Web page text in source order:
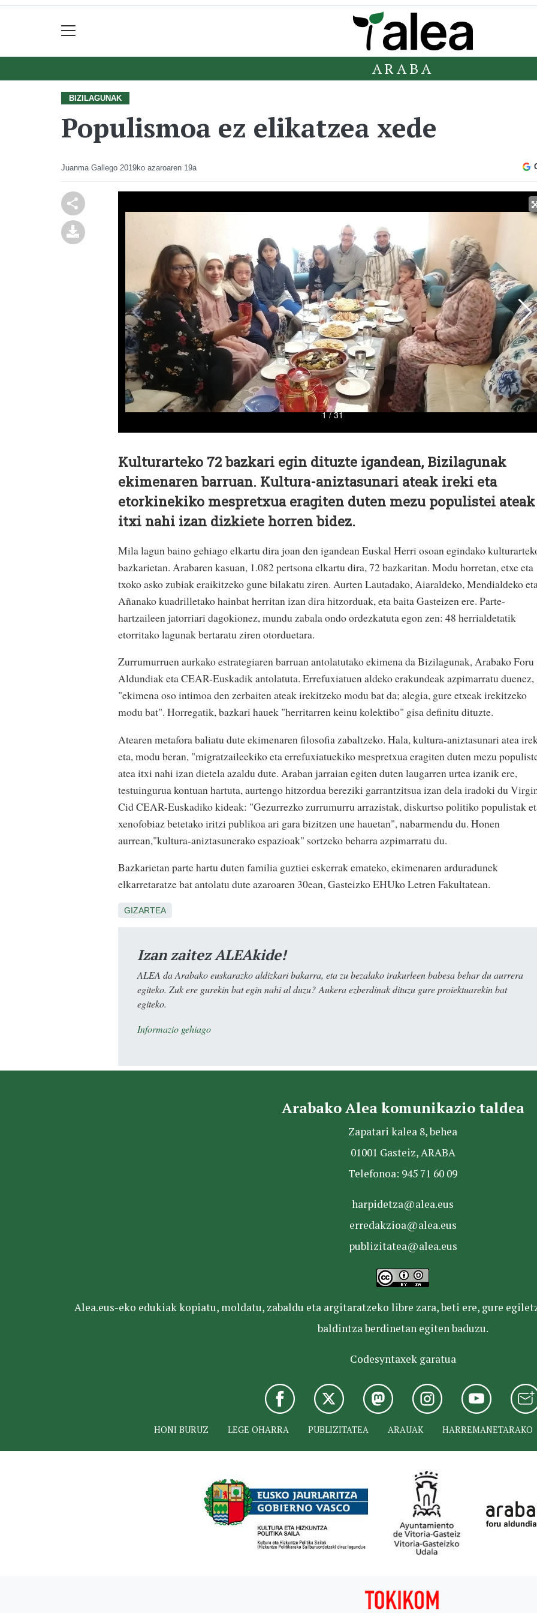
ARABA
BIZILAGUNAK
Populismoa ez elikatzea xede
Juanma Gallego 2019ko azaroaren 19a
Kulturarteko 72 bazkari egin dituzte igandean, Bizilagunak
ekimenaren barruan. Kultura-aniztasunari ateak ireki eta
etorkinekiko mespretxua eragiten duten mezu populistei ateak
itxi nahi izan dizkiete horren bidez.
Mila lagun baino gehiago elkartu dira joan den igandean Euskal Herri osoan egindako
bazkarietan. Arabaren kasuan, 1.082 pertsona elkartu dira, 72 bazkaritan. Modu horretan, etxe eta
txoko asko zubiak eraikitzeko gune bilakatu ziren. Aurten Lautadako, Aiaraldeko, Mendialdeko
Añanako kuadrilletako hainbat herritan izan dira hitzorduak, eta baita Gasteizen ere. Parte-
hartzaileen jatorriari dagokionez, mundu zabala ondo ordezkatuta egon zen: 48 herrialdetatik
etorritako lagunak bertaratu ziren otorduetara.
Zurrumurruen aurkako estrategiaren barruan antolatutako ekimena da Bizilagunak, Arabako Foru
Aldundiak eta CEAR-Euskadik antolatuta. Errefuxiatuen aldeko erakundeak azpimarratu duenez,
"ekimena oso intimoa den zerbaiten ateak irekitzeko modu bat da; alegia, gure etxeak irekitzeko
modu bat". Horregatik, bazkari hauek "herritarren keinu kolektibo" gisa definitu dituzte.
Atearen metafora baliatu dute ekimenaren filosofia zabaltzeko. Hala, kultura-aniztasunari atea
eta, modu beran, "migratzaileekiko eta errefuxiatuekiko mespretxua eragiten duten mezu
atea itxi nahi izan dietela azaldu dute. Araban jarraian egiten duten laugarren urtea izanik ere,
testuingurua kontuan hartuta, aurtengo hitzordua bereziki garrantzitsua izan dela iradoki du
Cid CEAR-Euskadiko kideak: "Gezurrezko zurrumurru arrazistak, diskurtso politiko populistak
xenofobiaz betetako iritzi publikoa ari gara bizitzen une hauetan", nabarmendu du. Honen
aurrean,"kultura-aniztasunerako espazioak" sortzeko beharra azpimarratu du.
Bazkarietan parte hartu duten familia guztiei eskerrak emateko, ekimenaren arduradunek
elkarretaratze bat antolatu dute azaroaren 30ean, Gasteizko EHUko Letren Fakultatean.
GIZARTEA
Izan zaitez ALEAkide!
ALEA da Arabako euskarazko aldizkari bakarra, eta zu bezalako irakurleen babesa behar du aurrera
egiteko. Zuk ere gurekin bat egin nahi al duzu? Aukera ezberdinak dituzu gure proiektuarekin bat
egiteko.
Informazio gehiago
Arabako Alea komunikazio taldea
Zapatari kalea 8, behea
01001 Gasteiz, ARABA
Telefonoa: 945 71 60 09
harpidetza@alea.eus
erredakzioa@alea.eus
publizitatea@alea.eus
Alea.eus-eko edukiak kopiatu, moldatu, zabaldu eta argitaratzeko libre zara, beti ere, gure
baldintza berdinetan egiten baduzu.
Codesyntaxek garatua
HONI BURUZ LEGE OHARRA PUBLIZITATEA ARAUAK HARREMANETARAKO